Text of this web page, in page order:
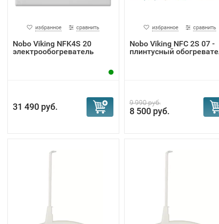
избранное сравнить
Nobo Viking NFK4S 20
электрообогреватель
31 490 руб.
избранное сравнить
Nobo Viking NFС 2S 07 -
плинтусный
9 990 руб.
8 500 руб.